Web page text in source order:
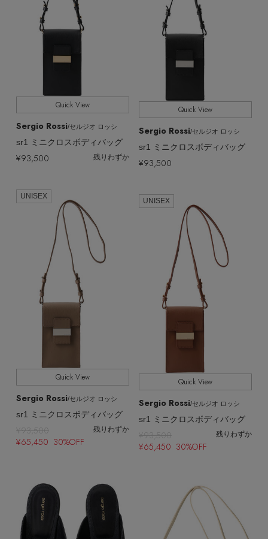
Quick View
Sergio Rossi/セルジオ ロッシ
sr1 ミニクロスボディバッグ
¥93,500 残りわずか
Quick View
Sergio Rossi/セルジオ ロッシ
sr1 ミニクロスボディバッグ
¥93,500
UNISEX
Quick View
Sergio Rossi/セルジオ ロッシ
sr1 ミニクロスボディバッグ
¥93,500 残りわずか
¥65,450 30%OFF
UNISEX
Quick View
Sergio Rossi/セルジオ ロッシ
sr1 ミニクロスボディバッグ
¥93,500 残りわずか
¥65,450 30%OFF